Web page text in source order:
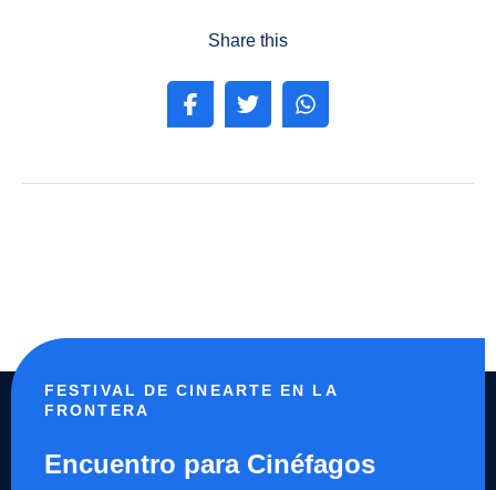
Share this
FESTIVAL DE CINEARTE EN LA
FRONTERA
Encuentro para Cinéfagos